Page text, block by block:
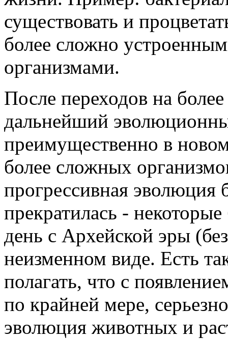
существовать и
более сложно
организмами.
После переходов на
дальнейший
преимущественно в
более сложных
прогрессивная эволюция
прекратилась -
день с Архейской эры
неизменном виде. Есть
полагать, что с
по крайней мере,
эволюция животных и